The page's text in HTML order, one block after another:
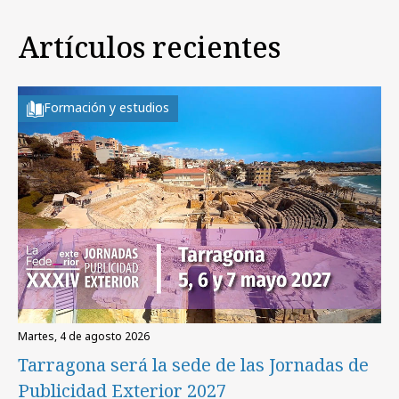
Artículos recientes
Formación y estudios
martes, 4 de agosto 2026
Tarragona será la sede de las Jornadas de
Publicidad Exterior 2027